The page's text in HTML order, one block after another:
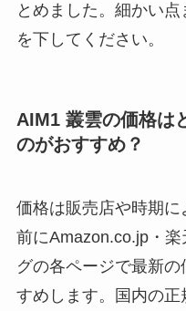
とめました。細かい
を下してください。
AIM1 叢雲の価格は
のがおすすめ？
価格は販売店や時期に
前にAmazon.co.jp・
グの各ページで最新
すめします。国内の正